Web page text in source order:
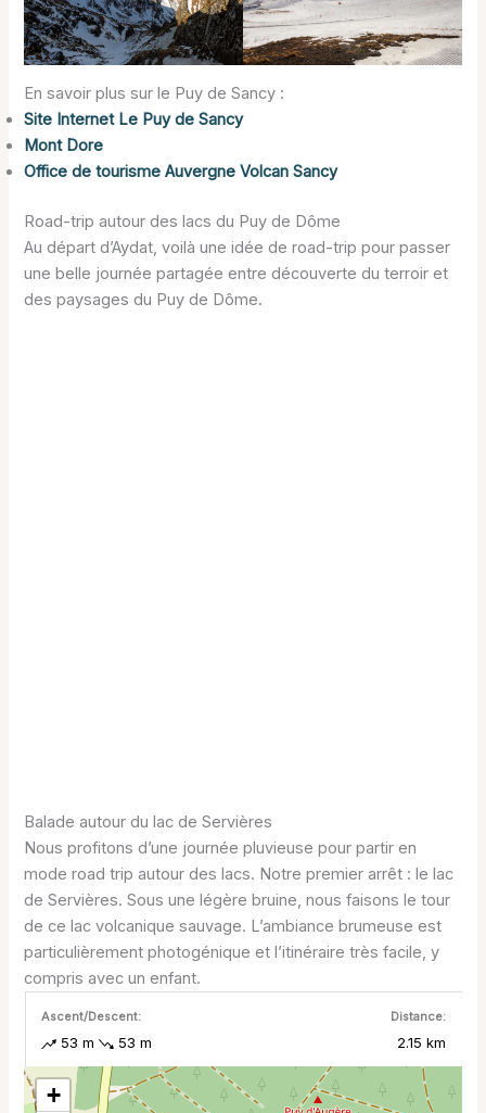
En savoir plus sur le Puy de Sancy :
Site Internet Le Puy de Sancy
Mont Dore
Office de tourisme Auvergne Volcan Sancy
Road-trip autour des lacs du Puy de Dôme
Au départ d’Aydat, voilà une idée de road-trip pour passer
une belle journée partagée entre découverte du terroir et
des paysages du Puy de Dôme.
Balade autour du lac de Servières
Nous profitons d’une journée pluvieuse pour partir en
mode road trip autour des lacs. Notre premier arrêt : le lac
de Servières. Sous une légère bruine, nous faisons le tour
de ce lac volcanique sauvage. L’ambiance brumeuse est
particulièrement photogénique et l’itinéraire très facile, y
compris avec un enfant.
Ascent/Descent:
53 m 53 m
Distance:
2.15 km
+